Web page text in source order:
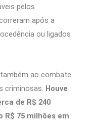
pelos
após a
ou ligados
ao combate
criminosas. Houve
de R$ 240
R$ 75 milhões em